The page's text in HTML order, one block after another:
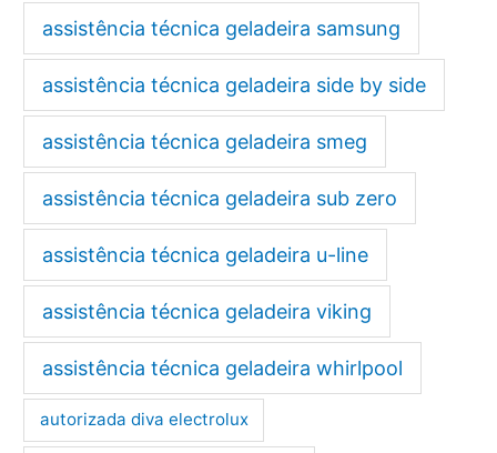
assistência técnica geladeira samsung
assistência técnica geladeira side by side
assistência técnica geladeira smeg
assistência técnica geladeira sub zero
assistência técnica geladeira u-line
assistência técnica geladeira viking
assistência técnica geladeira whirlpool
autorizada diva electrolux